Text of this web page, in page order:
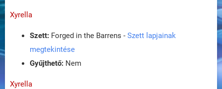
Xyrella
Szett: Forged in the Barrens - Szett lapjainak
megtekintése
Gyűjthető: Nem
Xyrella